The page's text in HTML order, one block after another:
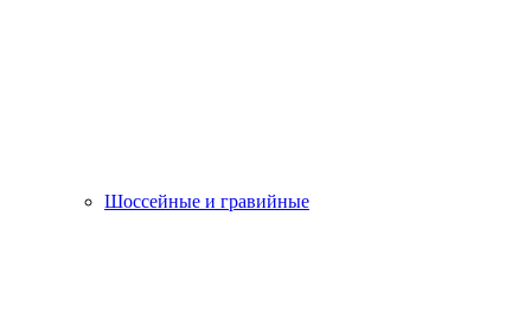
Шоссейные и гравийные